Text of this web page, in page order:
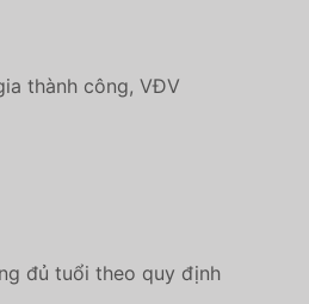
thành công, VĐV
đủ tuổi theo quy định